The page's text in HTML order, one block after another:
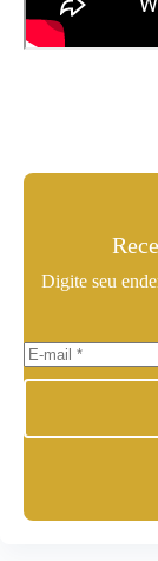
Digite seu